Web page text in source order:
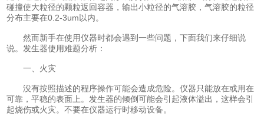
碰撞使大粒径的颗粒返回容器，输出小粒径的气溶胶，气溶胶的粒径
分布主要在0.2-3um以内。
然而新手在使用仪器时都会遇到一些问题，下面我们来仔细说
说。发生器使用难题分析：
一、火灾
没有按照描述的程序操作可能会造成危险。仪器只能放在或用在
可靠，平稳的表面上。发生器的倾倒可能会引起液体溢出，这样会引
起烧伤或火灾。不要在仪器运行时移动设备。